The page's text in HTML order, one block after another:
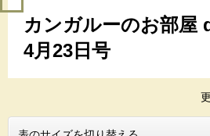
カンガルーのお部屋
4月23日号